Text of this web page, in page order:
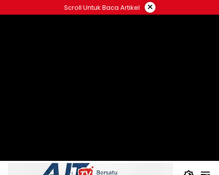
ke
Scroll Untuk Baca Artikel ×